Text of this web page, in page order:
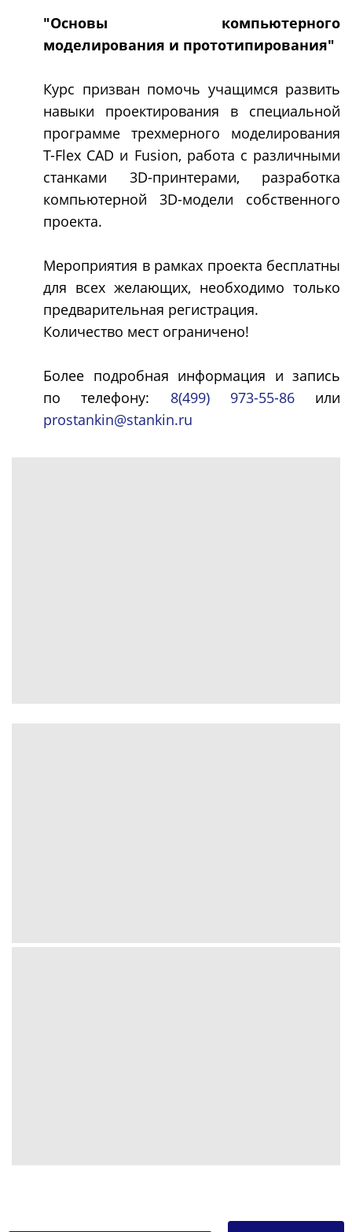
"Основы компьютерного
моделирования и прототипирования"
Курс призван помочь учащимся развить
навыки проектирования в специальной
программе трехмерного моделирования
T-Flex CAD и Fusion, работа с различными
станками 3D-принтерами, разработка
компьютерной 3D-модели собственного
проекта.
Мероприятия в рамках проекта бесплатны
для всех желающих, необходимо только
предварительная регистрация.
Количество мест ограничено!
Более подробная информация и запись
по телефону: 8(499) 973-55-86или
prostankin@stankin.ru